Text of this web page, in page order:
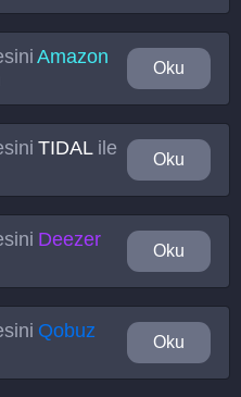
Amazon
Oku
TIDALile
Oku
Deezer
Oku
Qobuz
Oku